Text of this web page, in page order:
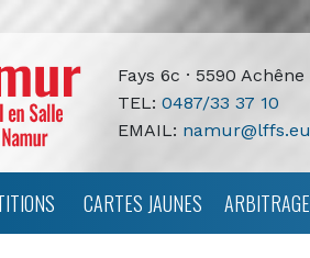
Fays 6c · 5590 Achêne
TEL: 0487/33 37 10
EMAIL: namur@lffs.eu
CARTES JAUNES ARBITRAGE